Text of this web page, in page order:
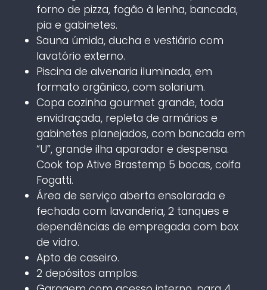
forno de pizza, fogão à lenha, bancada,
pia e gabinetes.
Sauna úmida, ducha e vestiário com
lavatório externo.
Piscina de alvenaria iluminada, em
formato orgânico, com solarium.
Copa cozinha gourmet grande, toda
envidraçada, repleta de armários e
gabinetes planejados, com bancada em
“U”, grande ilha aparador e despensa.
Cook top Ative Brastemp 5 bocas, coifa
Fogatti.
Área de serviço aberta ensolarada e
fechada com lavanderia, 2 tanques e
dependências de empregada com box
de vidro.
Apto de caseiro.
2 depósitos amplos.